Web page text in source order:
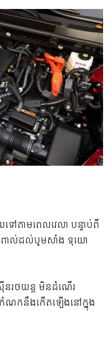
តាមពេលវេលា បន្ទាប់ពី
ពាល់ដល់បូមសាំង ទុយោ
ស៊ីនរថយន្ត មិនដំណើរ
កំណកនឹងកើតឡើងនៅក្នុង